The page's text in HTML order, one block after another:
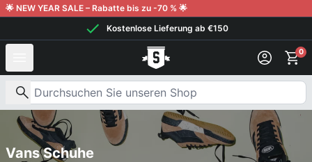
Weiter zum Inhalt
🌟 NEW YEAR SALE – Rabatte bis zu -70 % 🌟
Kostenlose Lieferung ab €150
0
Nach Produkten suchen
Vans Schuhe